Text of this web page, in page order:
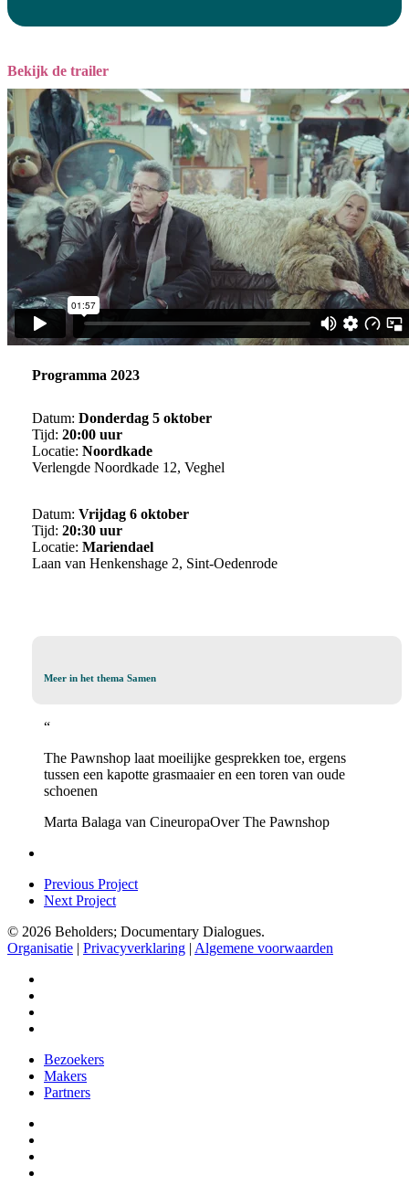
Bekijk de trailer
Programma 2023
Datum: Donderdag 5 oktober
Tijd: 20:00 uur
Locatie: Noordkade
Verlengde Noordkade 12, Veghel
Datum: Vrijdag 6 oktober
Tijd: 20:30 uur
Locatie: Mariendael
Laan van Henkenshage 2, Sint-Oedenrode
Meer
thema
Meer in het thema Samen
“
The Pawnshop laat moeilijke gesprekken toe, ergens
tussen een kapotte grasmaaier en een toren van oude
schoenen
Marta Balaga van CineuropaOver The Pawnshop
Previous Project
Next Project
© 2026 Beholders; Documentary Dialogues.
Organisatie | Privacyverklaring | Algemene voorwaarden
Close
Menu
Bezoekers
Makers
Partners